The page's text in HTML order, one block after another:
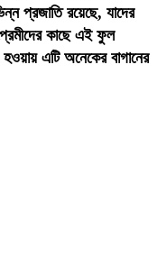
প্রজাতি রয়েছে, যাদের
কাছে এই ফুল
এটি অনেকের বাগানের